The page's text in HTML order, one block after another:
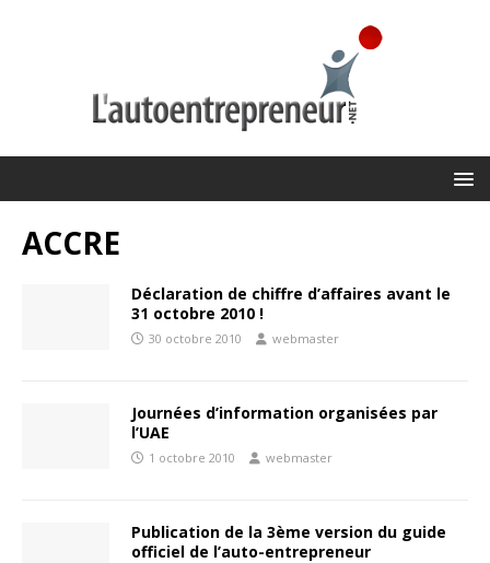
ACCRE
Déclaration de chiffre d’affaires avant le
31 octobre 2010 !
30 octobre 2010 webmaster
Journées d’information organisées par
l’UAE
1 octobre 2010 webmaster
Publication de la 3ème version du guide
officiel de l’auto-entrepreneur